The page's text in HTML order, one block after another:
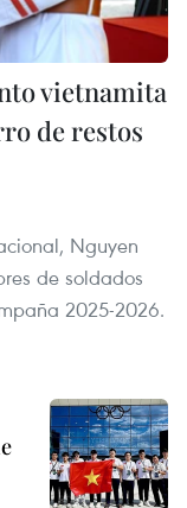
vietnamita
de restos
Nguyen
de soldados
2025-2026.